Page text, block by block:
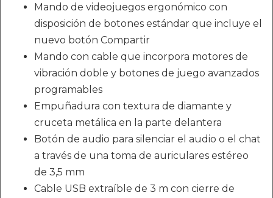
Mando de videojuegos ergonómico con
disposición de botones estándar que incluye el
nuevo botón Compartir
Mando con cable que incorpora motores de
vibración doble y botones de juego avanzados
programables
Empuñadura con textura de diamante y
cruceta metálica en la parte delantera
Botón de audio para silenciar el audio o el chat
a través de una toma de auriculares estéreo
de 3,5 mm
Cable USB extraíble de 3 m con cierre de